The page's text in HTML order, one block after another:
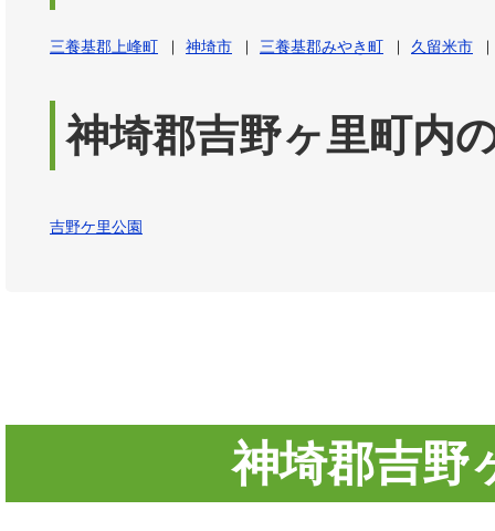
三養基郡上峰町 神埼市 三養基郡みやき町 久留米市
神埼郡吉野ヶ里町内
吉野ケ里公園
神埼郡吉野